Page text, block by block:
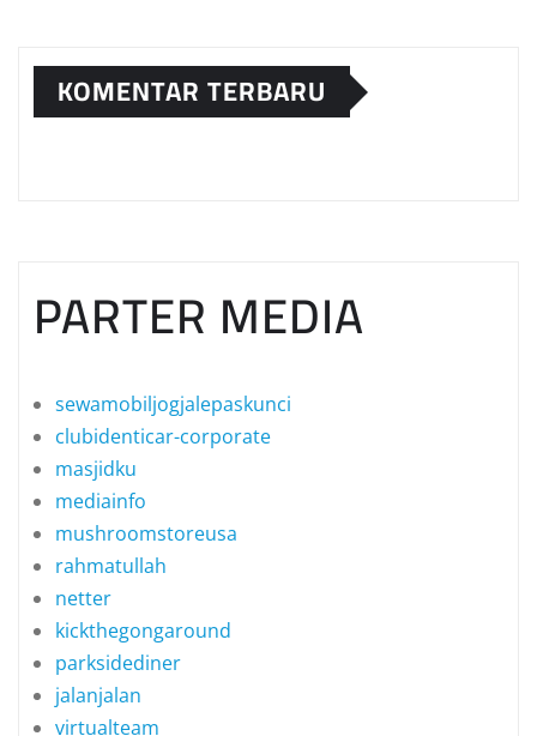
KOMENTAR TERBARU
PARTER MEDIA
sewamobiljogjalepaskunci
clubidenticar-corporate
masjidku
mediainfo
mushroomstoreusa
rahmatullah
netter
kickthegongaround
parksidediner
jalanjalan
virtualteam